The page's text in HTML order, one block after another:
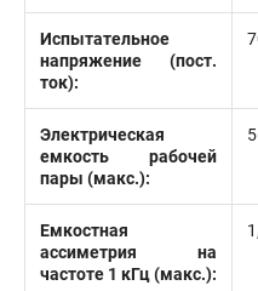
Испытательное
напряжение (пост.
ток):
Электрическая
емкость рабочей
пары (макс.):
Емкостная
ассиметрия на
частоте 1 кГц (макс.):